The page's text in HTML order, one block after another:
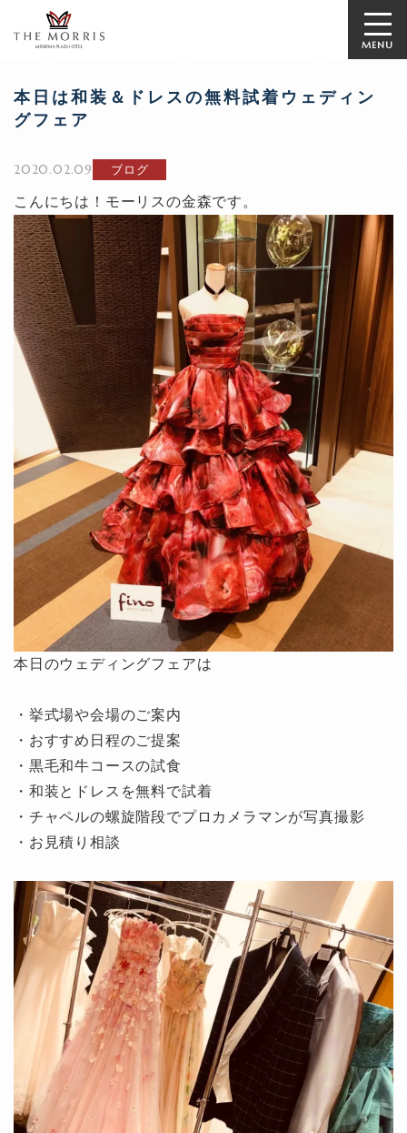
MENU
本日は和装＆ドレスの無料試着ウェディン
グフェア
2020.02.09 ブログ
こんにちは！モーリスの金森です。
本日のウェディングフェアは
・挙式場や会場のご案内
・おすすめ日程のご提案
・黒毛和牛コースの試食
・和装とドレスを無料で試着
・チャペルの螺旋階段でプロカメラマンが写真撮影
・お見積り相談